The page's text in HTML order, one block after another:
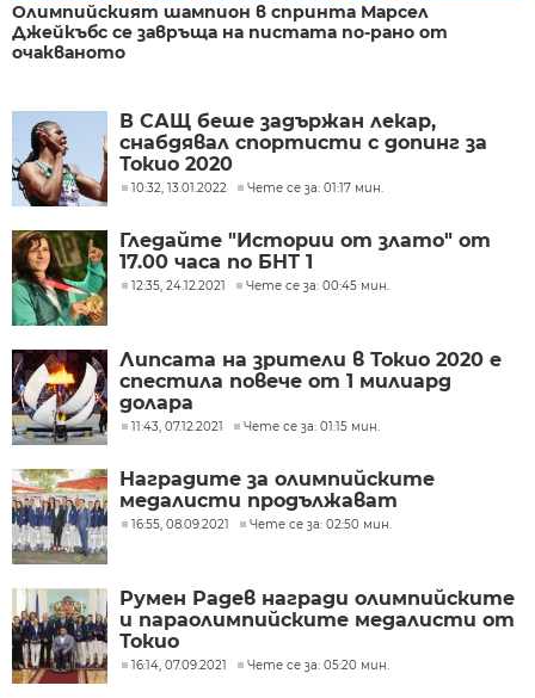
Олимпийският шампион в спринта Марсел
Джейкъбс се завръща на пистата по-рано от
очакваното
В САЩ беше задържан лекар,
снабдявал спортисти с допинг за
Токио 2020
10:32, 13.01.2022 Чете се за: 01:17 мин.
Гледайте "Истории от злато" от
17.00 часа по БНТ 1
12:35, 24.12.2021 Чете се за: 00:45 мин.
Липсата на зрители в Токио 2020 е
спестила повече от 1 милиард
долара
11:43, 07.12.2021 Чете се за: 01:15 мин.
Наградите за олимпийските
медалисти продължават
16:55, 08.09.2021 Чете се за: 02:50 мин.
Румен Радев награди олимпийските
и параолимпийските медалисти от
Токио
16:14, 07.09.2021 Чете се за: 05:20 мин.